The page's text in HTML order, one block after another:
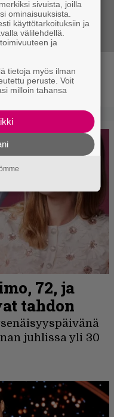
jälleen – Now
levyltä julki
sivuista, joilla
ominaisuuksista.
käyttötarkoituksiin ja
välilehdellä.
ja
tietoja myös ilman
peruste. Voit
milloin tahansa